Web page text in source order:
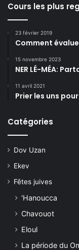
Cours les plus
23 février 2019
Comment
15 novembre 2023
NER LÉ-MÉA:
11 avril 2021
Prier les uns
Catégories
Dov Uzan
Ekev
Fêtes juives
'Hanoucca
Chavouot
Eloul
La période du